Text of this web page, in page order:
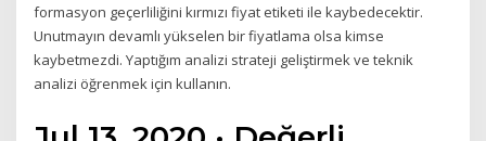
formasyon geçerliliğini kırmızı fiyat etiketi ile kaybedecektir.
Unutmayın devamlı yükselen bir fiyatlama olsa kimse
kaybetmezdi. Yaptığım analizi strateji geliştirmek ve teknik
analizi öğrenmek için kullanın.